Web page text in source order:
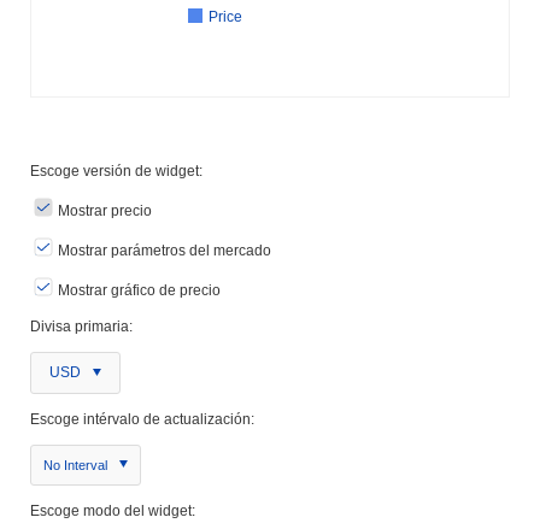
Price
Escoge versión de widget:
Mostrar precio
Mostrar parámetros del mercado
Mostrar gráfico de precio
Divisa primaria:
USD
Escoge intérvalo de actualización:
No Interval
Escoge modo del widget: